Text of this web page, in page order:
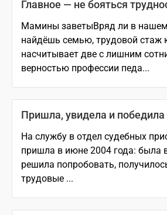
Главное — не бояться
Мамины заветыВряд ли в
найдёшь семью, трудовой стаж
насчитывает две с лишним
верностью профессии педа...
Пришла, увидела и победила
На службу в отдел судебных
пришла в июне 2004 года: была
решила попробовать,
трудовые ...